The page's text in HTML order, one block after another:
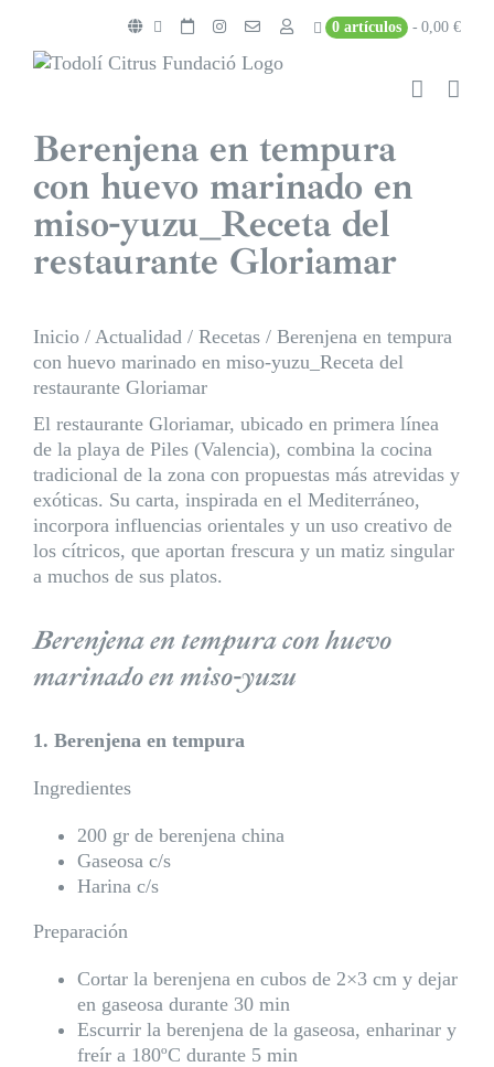
contenido
0 artículos 0,00 €
Berenjena en tempura
con huevo marinado en
miso-yuzu_Receta del
restaurante Gloriamar
Inicio / Actualidad / Recetas / Berenjena en tempura
con huevo marinado en miso-yuzu_Receta del
restaurante Gloriamar
El restaurante Gloriamar, ubicado en primera línea
de la playa de Piles (Valencia), combina la cocina
tradicional de la zona con propuestas más atrevidas y
exóticas. Su carta, inspirada en el Mediterráneo,
incorpora influencias orientales y un uso creativo de
los cítricos, que aportan frescura y un matiz singular
a muchos de sus platos.
Berenjena en tempura con huevo
marinado en miso-yuzu
1. Berenjena en tempura
Ingredientes
200 gr de berenjena china
Gaseosa c/s
Harina c/s
Preparación
Cortar la berenjena en cubos de 2×3 cm y dejar
en gaseosa durante 30 min
Escurrir la berenjena de la gaseosa, enharinar y
freír a 180ºC durante 5 min